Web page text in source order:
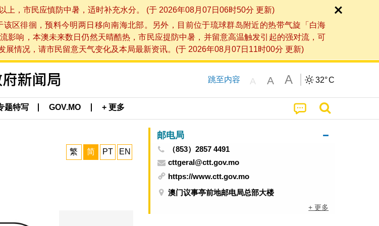
，市民应慎防中暑，适时补充水分。 (于 2026年08月07日06时50分 更新)
区徘徊，预料今明两日移向南海北部。另外，目前位于琉球群岛附近的热带气旋「白海
影响，本澳未来数日仍然天晴酷热，市民应提防中暑，并留意高温触发引起的强对流，可
情况，请市民留意天气变化及本局最新资讯。(于 2026年08月07日11时00分 更新)
跳至内容 A A A 32°C
题特写 GOV.MO + 更多
繁 简 PT EN
邮电局
（853）2857 4491
cttgeral@ctt.gov.mo
https://www.ctt.gov.mo
澳门议事亭前地邮电局总部大楼
+ 更多